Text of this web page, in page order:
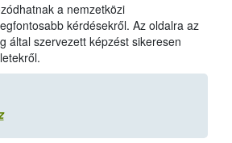
a nemzetközi
kérdésekről. Az oldalra az
által szervezett képzést sikeresen